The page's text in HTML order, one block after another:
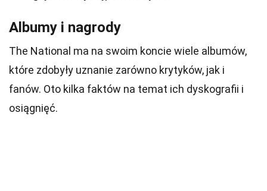
Albumy i nagrody
The National ma na swoim koncie wiele albumów,
które zdobyły uznanie zarówno krytyków, jak i
fanów. Oto kilka faktów na temat ich dyskografii i
osiągnięć.